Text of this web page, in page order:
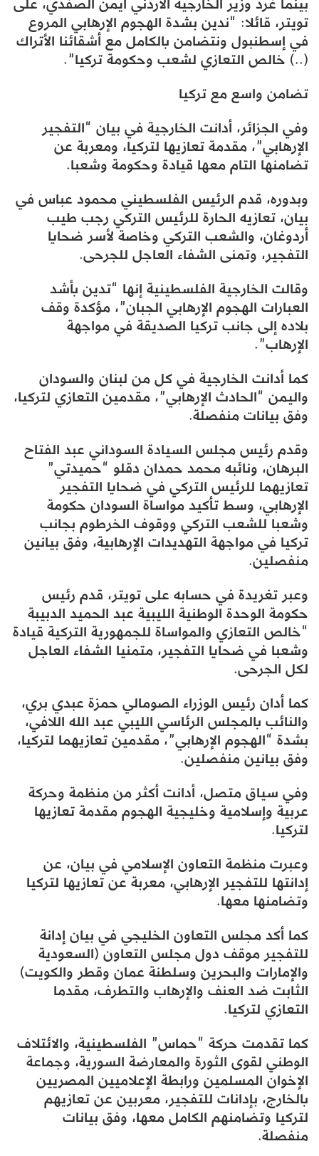
تويتر، قائلا: “ندين بشدة الهجوم الإرهابي المروع
في إسطنبول ونتضامن بالكامل مع أشقائنا الأتراك
(..) خالص التعازي لشعب وحكومة تركيا”.
تضامن واسع مع تركيا
وفي الجزائر، أدانت الخارجية في بيان “التفجير
الإرهابي”، مقدمة تعازيها لتركيا، ومعربة عن
تضامنها التام معها قيادة وحكومة وشعبا.
وبدوره، قدم الرئيس الفلسطيني محمود عباس في
بيان، تعازيه الحارة للرئيس التركي رجب طيب
أردوغان، والشعب التركي وخاصة لأسر ضحايا
التفجير، وتمنى الشفاء العاجل للجرحى.
وقالت الخارجية الفلسطينية إنها “تدين بأشد
العبارات الهجوم الإرهابي الجبان”، مؤكدة وقف
بلاده إلى جانب تركيا الصديقة في مواجهة
الإرهاب”.
كما أدانت الخارجية في كل من لبنان والسودان
واليمن “الحادث الإرهابي”، مقدمين التعازي لتركيا،
وفق بيانات منفصلة.
وقدم رئيس مجلس السيادة السوداني عبد الفتاح
البرهان، ونائبه محمد حمدان دقلو “حميدتي”
تعازيهما للرئيس التركي في ضحايا التفجير
الإرهابي، وسط تأكيد مواساة السودان حكومة
وشعبا للشعب التركي ووقوف الخرطوم بجانب
تركيا في مواجهة التهديدات الإرهابية، وفق بيانين
منفصلين.
وعبر تغريدة في حسابه على تويتر، قدم رئيس
حكومة الوحدة الوطنية الليبية عبد الحميد الدبيبة
“خالص التعازي والمواساة للجمهورية التركية قيادة
وشعبا في ضحايا التفجير، متمنيا الشفاء العاجل
لكل الجرحى.
كما أدان رئيس الوزراء الصومالي حمزة عبدي بري،
والنائب بالمجلس الرئاسي الليبي عبد الله اللافي،
بشدة “الهجوم الإرهابي”، مقدمين تعازيهما لتركيا،
وفق بيانين منفصلين.
وفي سياق متصل، أدانت أكثر من منظمة وحركة
عربية وإسلامية وخليجية الهجوم مقدمة تعازيها
لتركيا.
وعبرت منظمة التعاون الإسلامي في بيان، عن
إدانتها للتفجير الإرهابي، معربة عن تعازيها لتركيا
وتضامنها معها.
كما أكد مجلس التعاون الخليجي في بيان إدانة
للتفجير موقف دول مجلس التعاون (السعودية
والإمارات والبحرين وسلطنة عمان وقطر والكويت)
الثابت ضد العنف والإرهاب والتطرف، مقدما
التعازي لتركيا.
كما تقدمت حركة “حماس” الفلسطينية، والائتلاف
الوطني لقوى الثورة والمعارضة السورية، وجماعة
الإخوان المسلمين ورابطة الإعلاميين المصريين
بالخارج، بإدانات للتفجير، معربين عن تعازيهم
لتركيا وتضامنهم الكامل معها، وفق بيانات
منفصلة.